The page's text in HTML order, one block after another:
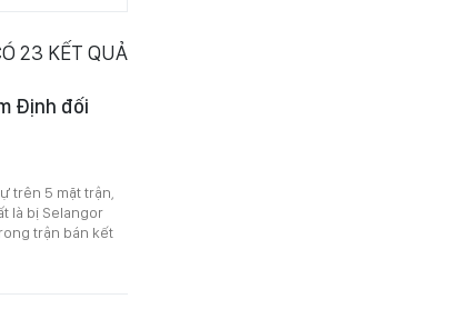
23 KẾT QUẢ
Định đối
trên 5 mặt trận,
là bị Selangor
trận bán kết